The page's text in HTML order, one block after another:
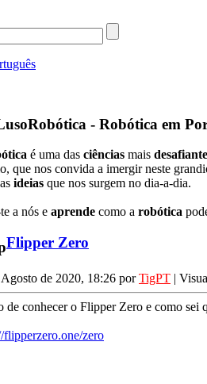
- Robótica em
é uma das ciências mais
que nos convida a imergir neste
ideias que nos surgem no dia-a-dia.
a nós e aprende como a robótica
Flipper Zero
Agosto de 2020, 18:26 porTigPT |
de conhecer o Flipper Zero e como sei
flipperzero.one/zero